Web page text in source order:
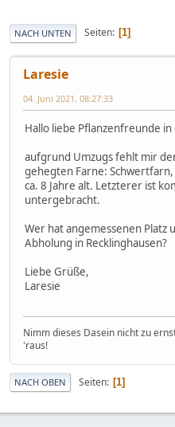
NACH UNTEN Seiten 1
Laresie
04. Juni 2021, 08:27:33
Hallo liebe Pflanzenfreunde
aufgrund Umzugs fehlt mir
gehegten Farne:
ca. 8 Jahre alt. Letzterer ist
untergebracht.
Wer hat angemessenen Platz
Abholung in Recklinghausen?
Liebe Grüße,
Laresie
Nimm dieses Dasein nicht zu
'raus!
NACH OBEN Seiten 1